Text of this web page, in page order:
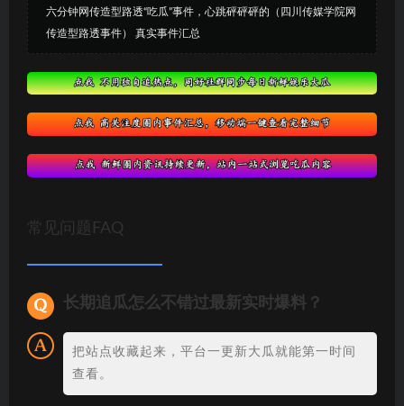
六分钟网传造型路透“吃瓜”事件，心跳砰砰砰的（四川传媒学院网
传造型路透事件） 真实事件汇总
常见问题FAQ
长期追瓜怎么不错过最新实时爆料？
把站点收藏起来，平台一更新大瓜就能第一时间
查看。